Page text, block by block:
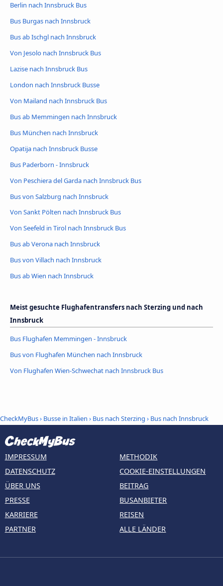
Berlin nach Innsbruck Bus
Bus Burgas nach Innsbruck
Bus ab Ischgl nach Innsbruck
Von Jesolo nach Innsbruck Bus
Lazise nach Innsbruck Bus
London nach Innsbruck Busse
Von Mailand nach Innsbruck Bus
Bus ab Memmingen nach Innsbruck
Bus München nach Innsbruck
Opatija nach Innsbruck Busse
Bus Paderborn - Innsbruck
Von Peschiera del Garda nach Innsbruck Bus
Bus von Salzburg nach Innsbruck
Von Sankt Pölten nach Innsbruck Bus
Von Seefeld in Tirol nach Innsbruck Bus
Bus ab Verona nach Innsbruck
Bus von Villach nach Innsbruck
Bus ab Wien nach Innsbruck
Meist gesuchte Flughafentransfers nach Sterzing und nach
Innsbruck
Bus Flughafen Memmingen - Innsbruck
Bus von Flughafen München nach Innsbruck
Von Flughafen Wien-Schwechat nach Innsbruck Bus
CheckMyBus› Busse in Italien › Bus nach Sterzing › Bus nach Innsbruck
IMPRESSUM
DATENSCHUTZ
ÜBER UNS
PRESSE
KARRIERE
PARTNER
METHODIK
COOKIE-EINSTELLUNGEN
BEITRAG
BUSANBIETER
REISEN
ALLE LÄNDER